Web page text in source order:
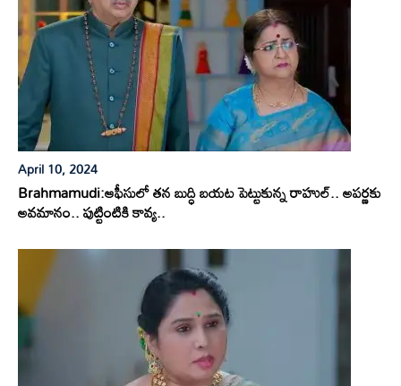
April 10, 2024
Brahmamudi:ఆఫీసులో తన బుద్ధి బయట పెట్టుకున్న రాహుల్.. అపర్ణకు
అవమానం.. పుట్టింటికి కావ్య..